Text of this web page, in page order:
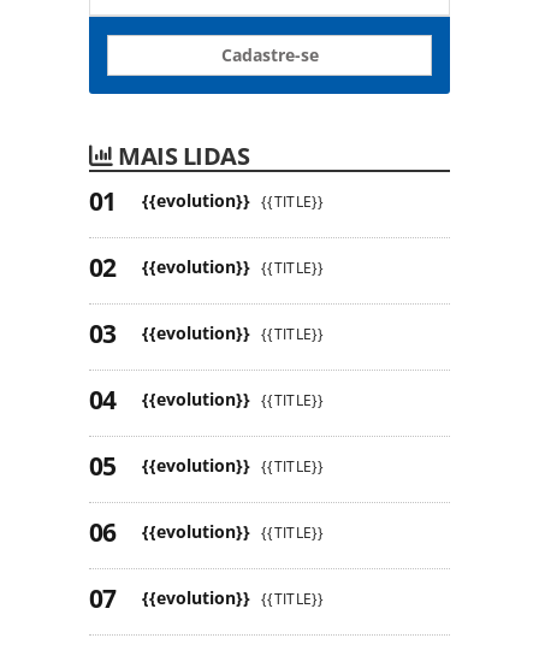
Cadastre-se
MAIS LIDAS
{{evolution}} {{TITLE}}
{{evolution}} {{TITLE}}
{{evolution}} {{TITLE}}
{{evolution}} {{TITLE}}
{{evolution}} {{TITLE}}
{{evolution}} {{TITLE}}
{{evolution}} {{TITLE}}